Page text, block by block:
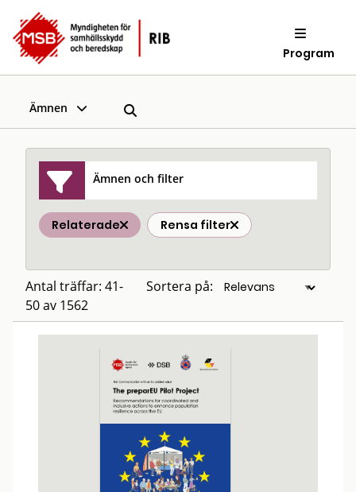
Program
Ämnen
Ämnen och filter
Relaterade Rensa filter
Antal träffar: 41-
50 av 1562
Sortera på: